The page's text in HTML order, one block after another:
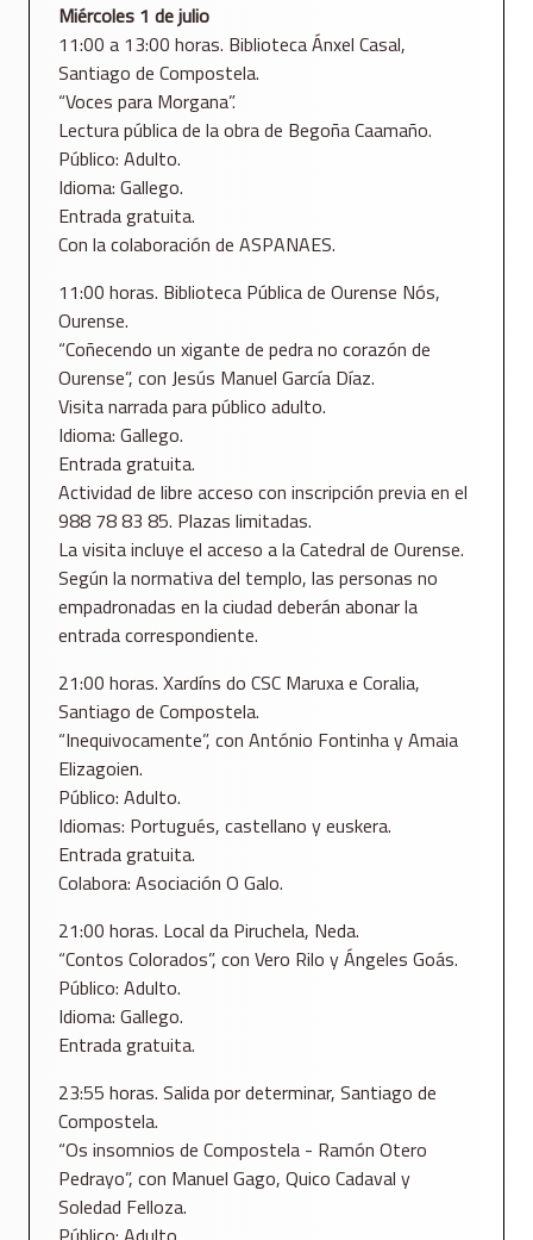
Miércoles 1 de julio
11:00 a 13:00 horas. Biblioteca Ánxel Casal,
Santiago de Compostela.
“Voces para Morgana”.
Lectura pública de la obra de Begoña Caamaño.
Público: Adulto.
Idioma: Gallego.
Entrada gratuita.
Con la colaboración de ASPANAES.
11:00 horas. Biblioteca Pública de Ourense Nós,
Ourense.
“Coñecendo un xigante de pedra no corazón de
Ourense”, con Jesús Manuel García Díaz.
Visita narrada para público adulto.
Idioma: Gallego.
Entrada gratuita.
Actividad de libre acceso con inscripción previa en el
988 78 83 85. Plazas limitadas.
La visita incluye el acceso a la Catedral de Ourense.
Según la normativa del templo, las personas no
empadronadas en la ciudad deberán abonar la
entrada correspondiente.
21:00 horas. Xardíns do CSC Maruxa e Coralia,
Santiago de Compostela.
“Inequivocamente”, con António Fontinha y Amaia
Elizagoien.
Público: Adulto.
Idiomas: Portugués, castellano y euskera.
Entrada gratuita.
Colabora: Asociación O Galo.
21:00 horas. Local da Piruchela, Neda.
“Contos Colorados”, con Vero Rilo y Ángeles Goás.
Público: Adulto.
Idioma: Gallego.
Entrada gratuita.
23:55 horas. Salida por determinar, Santiago de
Compostela.
“Os insomnios de Compostela - Ramón Otero
Pedrayo”, con Manuel Gago, Quico Cadaval y
Soledad Felloza.